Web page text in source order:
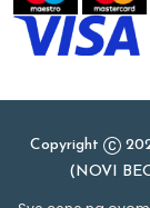
Copyright
(NOVI